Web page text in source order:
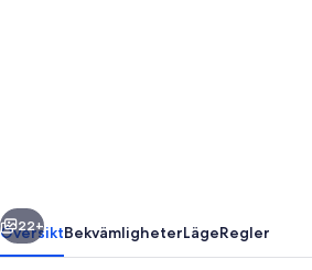
WiFi
Nästa
22+
ÖversiktBekvämligheterLägeRegler